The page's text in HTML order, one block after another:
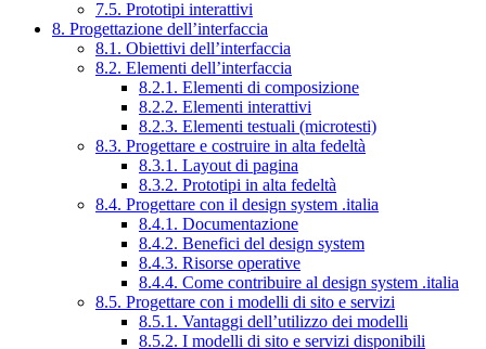
7.5. Prototipi interattivi
8. Progettazione dell’interfaccia
8.1. Obiettivi dell’interfaccia
8.2. Elementi dell’interfaccia
8.2.1. Elementi di composizione
8.2.2. Elementi interattivi
8.2.3. Elementi testuali (microtesti)
8.3. Progettare e costruire in alta fedeltà
8.3.1. Layout di pagina
8.3.2. Prototipi in alta fedeltà
8.4. Progettare con il design system .italia
8.4.1. Documentazione
8.4.2. Benefici del design system
8.4.3. Risorse operative
8.4.4. Come contribuire al design system .italia
8.5. Progettare con i modelli di sito e servizi
8.5.1. Vantaggi dell’utilizzo dei modelli
8.5.2. I modelli di sito e servizi disponibili